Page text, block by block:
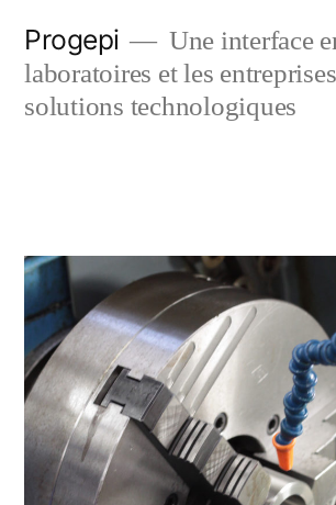
content
Progepi
Une interface
laboratoires et les
solutions technologiques